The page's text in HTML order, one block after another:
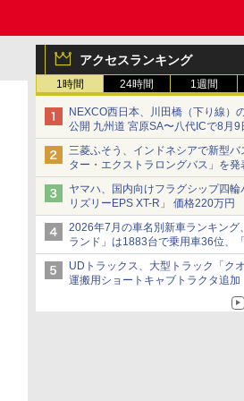
アクセスランキング
1時間 24時間 1週間
NEXCO西日本、川田橋（下り線）
公開 九州道 宮原SA〜八代ICで8月9
車両を通行可能に
三菱ふそう、インドネシアで新型バ
ター・エクストラロングバス」を発
ックベースの観光・旅客輸送向けバ
ヤマハ、国内向けフラグシップ四輪
リズリーEPS XT-R」 価格220万円
2026年7月の車名別新車ランキング
ランド」は1883台で乗用車36位、
は2591台で27位に
UDトラックス、大型トラック「ク
運搬用ショートキャブトラクタ追加